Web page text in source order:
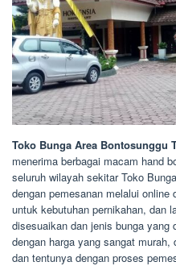
Toko Bunga Area Bontosunggu
menerima berbagai macam hand
seluruh wilayah sekitar Toko
dengan pemesanan melalui
untuk kebutuhan pernikahan, dan
disesuaikan dan jenis bunga yang
dengan harga yang sangat
dan tentunya dengan proses